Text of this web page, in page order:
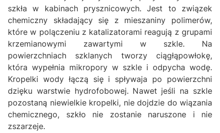
szkła w kabinach prysznicowych. Jest to związek
chemiczny składający się z mieszaniny polimerów,
które w polączeniu z katalizatorami reagują z grupami
krzemianowymi zawartymi w szkle. Na
powierzchniach szklanych tworzy ciągłąpowłokę,
która wypełnia mikropory w szkle i odpycha wodę.
Kropelki wody łączą się i spływaja po powierzchni
dzięku warstwie hydrofobowej. Nawet jeśli na szkle
pozostaną niewielkie kropelki, nie dojdzie do wiązania
chemicznego, szkło nie zostanie naruszone i nie
zszarzeje.